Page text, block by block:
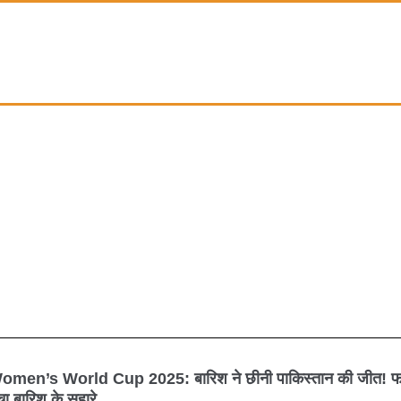
World Cup 2025: बारिश ने छीनी पाकिस्तान की जीत!